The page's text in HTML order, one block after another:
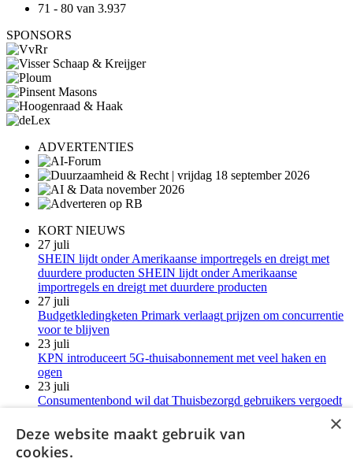
71 - 80 van 3.937
SPONSORS
ADVERTENTIES
KORT NIEUWS
27 juli
SHEIN lijdt onder Amerikaanse importregels en dreigt met
duurdere producten SHEIN lijdt onder Amerikaanse
importregels en dreigt met duurdere producten
27 juli
Budgetkledingketen Primark verlaagt prijzen om concurrentie
voor te blijven
23 juli
KPN introduceert 5G-thuisabonnement met veel haken en
ogen
23 juli
Consumentenbond wil dat Thuisbezorgd gebruikers vergoedt
21 juli
LG-monitoren installeren reclamesoftware zonder melding
×
Deze website maakt gebruik van
cookies.